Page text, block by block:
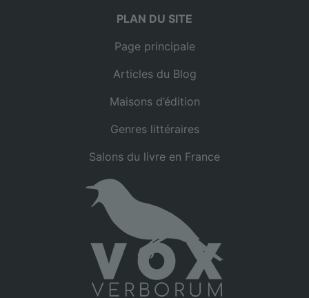
PLAN DU SITE
Page principale
Articles du Blog
Maisons d’édition
Genres littéraires
Salons du livre en France